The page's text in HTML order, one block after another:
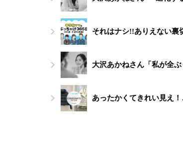
それはナシ!!ありえない裏
大沢あかねさん「私が全
あったかくてきれい見え